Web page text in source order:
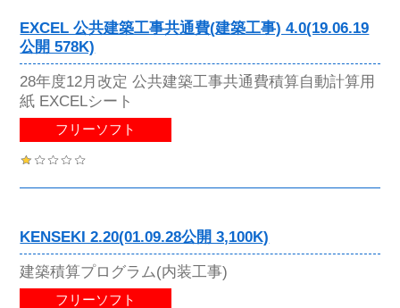
EXCEL 公共建築工事共通費(建築工事) 4.0(19.06.19
公開 578K)
28年度12月改定 公共建築工事共通費積算自動計算用
紙 EXCELシート
フリーソフト
KENSEKI 2.20(01.09.28公開 3,100K)
建築積算プログラム(内装工事)
フリーソフト